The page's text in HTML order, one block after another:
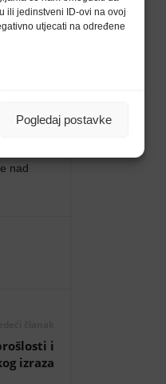
ili jedinstveni ID-ovi na ovoj
utjecati na određene
Pogledaj postavke
i
će
nad
i
izraza